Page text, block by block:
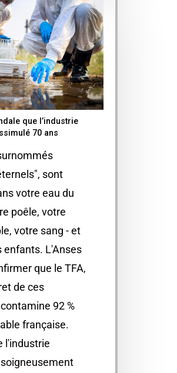
que l’industrie
70 ans
sont
votre eau du
poêle, votre
votre sang - et
enfants. L'Anses
que le TFA,
de ces
92 %
française.
l'industrie